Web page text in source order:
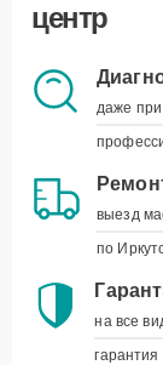
центр
даже при
выезд
по
на все
заберём и
наши
оно будет
Запись
вы
укажите